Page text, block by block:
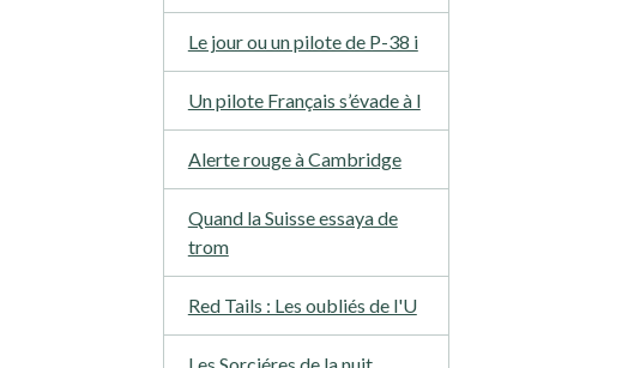
Le jour ou un pilote de P-38 i
Un pilote Français s’évade à l
Alerte rouge à Cambridge
Quand la Suisse essaya de
trom
Red Tails : Les oubliés de l'U